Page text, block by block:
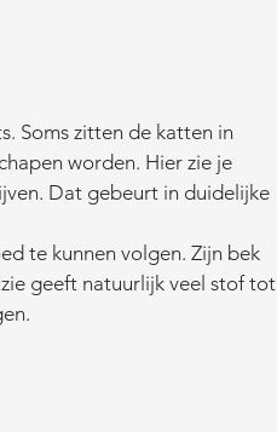
worden. Hier zie je
Dat gebeurt in duidelijke
te kunnen volgen. Zijn bek
geeft natuurlijk veel stof tot